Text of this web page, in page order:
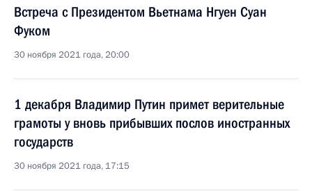
Встреча с Президентом Вьетнама Нгуен Суан
Фуком
30 ноября 2021 года, 20:00
1 декабря Владимир Путин примет верительные
грамоты у вновь прибывших послов иностранных
государств
30 ноября 2021 года, 17:15